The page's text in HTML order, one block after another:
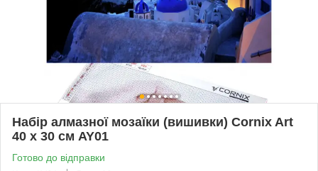
Набір алмазної мозаїки (вишивки) Cornix Art
40 x 30 см AY01
Готово до відправки